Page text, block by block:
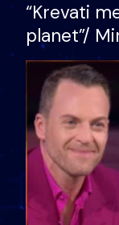
“Krevati
planet”/
bukura në
mungojë